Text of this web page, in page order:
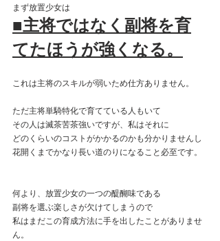
まず放置少女は
■主将ではなく副将を育
てたほうが強くなる。
これは主将のスキルが弱いため仕方ありません。
ただ主将単騎特化で育てている人もいて
その人は滅茶苦茶強いですが、私はそれに
どのくらいのコストがかかるのかも分かりませんし
花開くまでかなり長い道のりになること必至です。
何より、放置少女の一つの醍醐味である
副将を選ぶ楽しさが欠けてしまうので
私はまだこの育成方法に手を出したことがありませ
ん。